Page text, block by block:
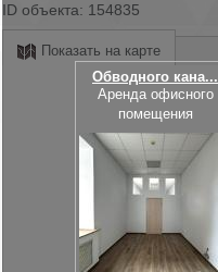
Обводного кана...
Аренда офисного
помещения
ID объекта: 154835
Показать на карте